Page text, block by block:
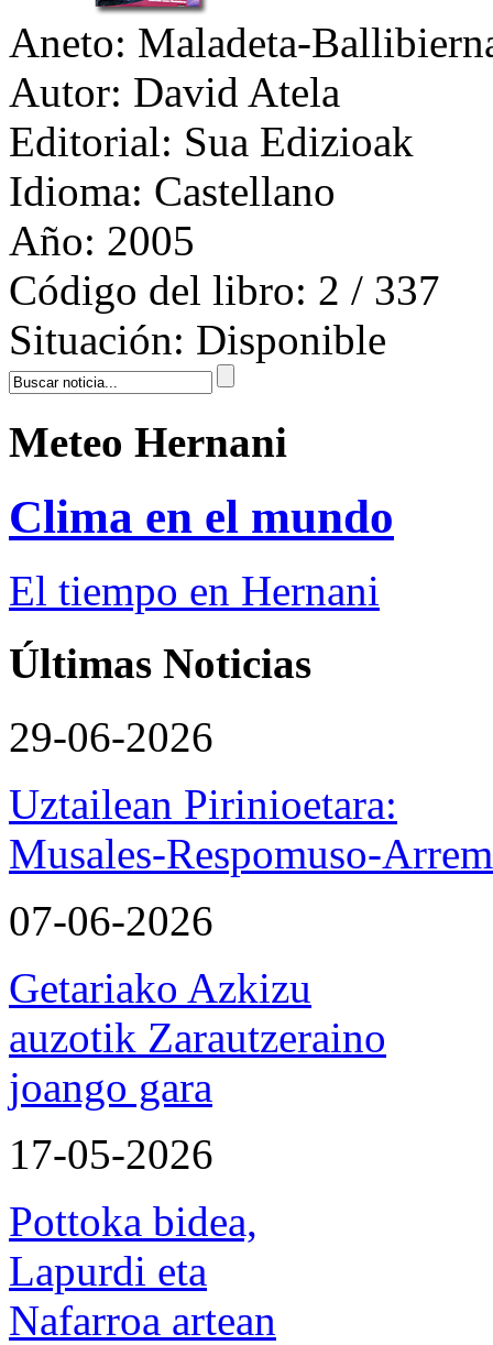
Aneto: Maladeta-
Autor: David Atela
Editorial: Sua Edizioak
Idioma: Castellano
Año: 2005
Código del libro: 2 / 337
Situación: Disponible
Meteo Hernani
Clima en el mundo
El tiempo en Hernani
Últimas Noticias
29-06-2026
Uztailean Pirinioetara:
Musales-Respomuso-
07-06-2026
Getariako Azkizu
auzotik Zarautzeraino
joango gara
17-05-2026
Pottoka bidea,
Lapurdi eta
Nafarroa artean